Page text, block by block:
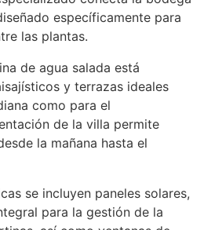
específicamente para
las plantas.
de agua salada está
y terrazas ideales
como para el
de la villa permite
la mañana hasta el
se incluyen paneles solares,
para la gestión de la